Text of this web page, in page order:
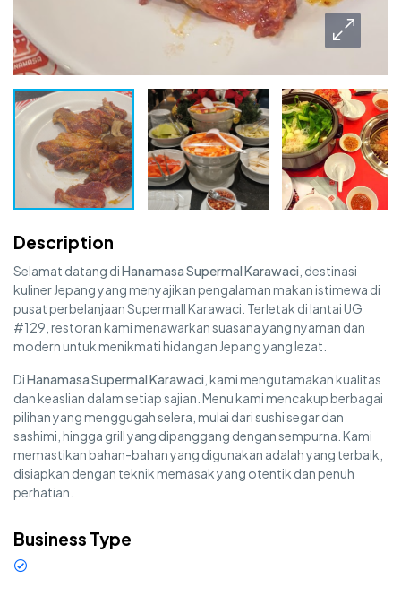
Description
Selamat datang diHanamasa Supermal Karawaci , destinasi
kuliner Jepang yang menyajikan pengalaman makan istimewa di
pusat perbelanjaan Supermall Karawaci. Terletak di lantai UG
#129, restoran kami menawarkan suasana yang nyaman dan
modern untuk menikmati hidangan Jepang yang lezat.
DiHanamasa Supermal Karawaci , kami mengutamakan kualitas
dan keaslian dalam setiap sajian. Menu kami mencakup berbagai
pilihan yang menggugah selera, mulai dari sushi segar dan
sashimi, hingga grill yang dipanggang dengan sempurna. Kami
memastikan bahan-bahan yang digunakan adalah yang terbaik,
disiapkan dengan teknik memasak yang otentik dan penuh
perhatian.
Business Type